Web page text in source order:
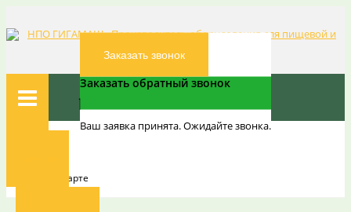
Заказать звонок
Заказать обратный звонок
Ваш заявка принята. Ожидайте звонка.
Проекты на карте